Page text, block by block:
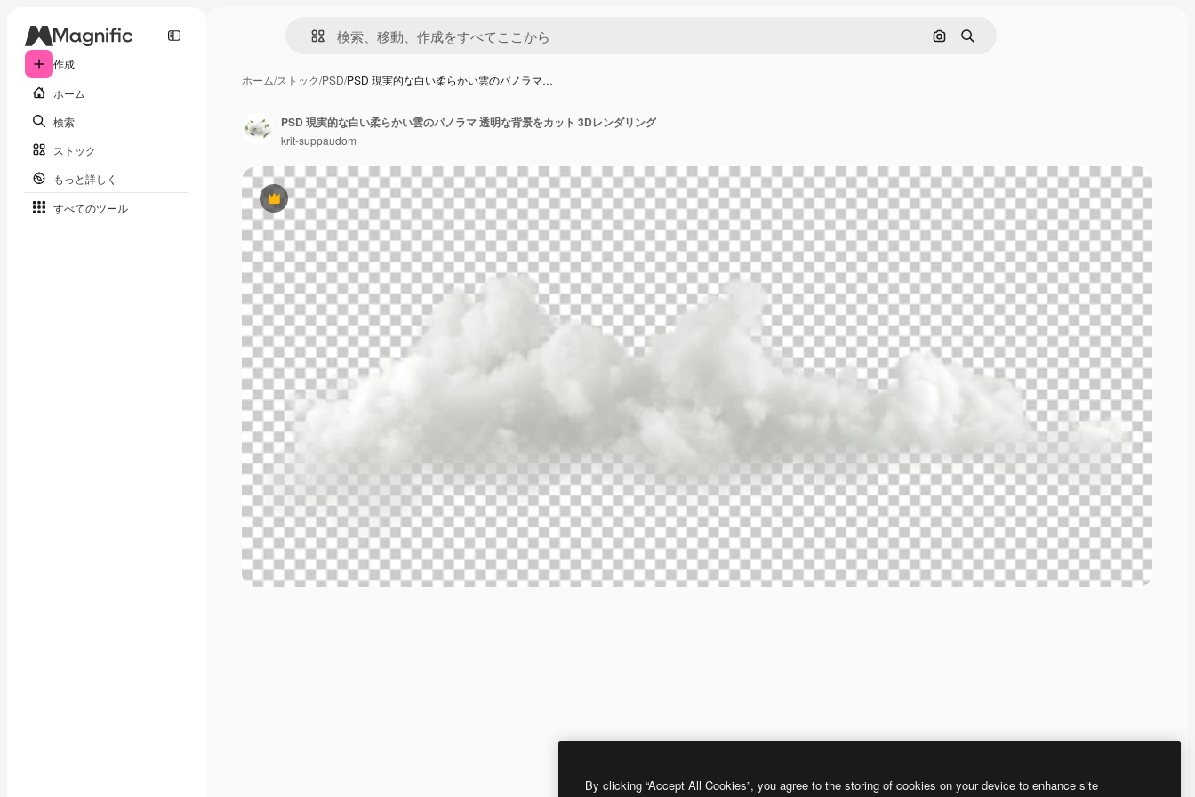
作成
ホーム
検索
ストック
もっと詳しく
すべてのツール
画像で検索
検索
ホーム/ストック/PSD/PSD 現実的な白い柔らかい雲のパノラマ…
Premium
PSD 現実的な白い柔らかい雲のパノラマ 透明な背景をカット 3Dレンダリング
krit-suppaudom
By clicking “Accept All Cookies”, you agree to the storing of cookies on your device to enhance site